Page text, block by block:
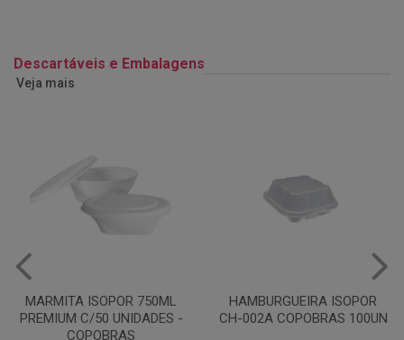
Descartáveis e Embalagens
Veja mais
HAMBURGUEIRA ISOPOR
CH-002A COPOBRAS 100UN
PRATO PAPELAO PINHO N04
C100